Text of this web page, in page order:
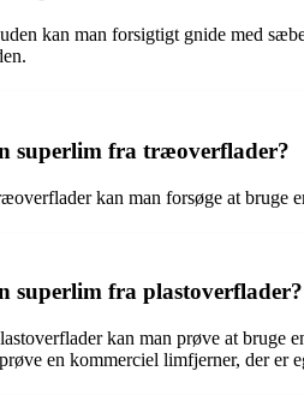
kan man forsigtigt gnide med
superlim fra træoverflader?
kan man forsøge at
superlim fra plastoverflader?
kan man prøve at bruge
en kommerciel limfjerner, der er